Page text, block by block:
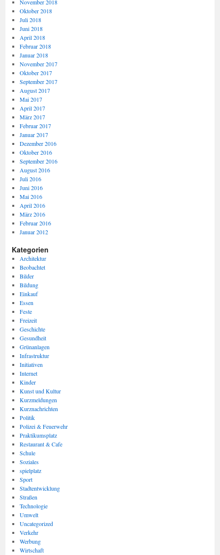
November 2018
Oktober 2018
Juli 2018
Juni 2018
April 2018
Februar 2018
Januar 2018
November 2017
Oktober 2017
September 2017
August 2017
Mai 2017
April 2017
März 2017
Februar 2017
Januar 2017
Dezember 2016
Oktober 2016
September 2016
August 2016
Juli 2016
Juni 2016
Mai 2016
April 2016
März 2016
Februar 2016
Januar 2012
Kategorien
Architektur
Beobachtet
Bilder
Bildung
Einkauf
Essen
Feste
Freizeit
Geschichte
Gesundheit
Grünanlagen
Infrastruktur
Initiativen
Internet
Kinder
Kunst und Kultur
Kurzmeldungen
Kurznachrichten
Politik
Polizei & Feuerwehr
Praktikumsplatz
Restaurant & Cafe
Schule
Soziales
spielplatz
Sport
Stadtentwicklung
Straßen
Technologie
Umwelt
Uncategorized
Verkehr
Werbung
Wirtschaft